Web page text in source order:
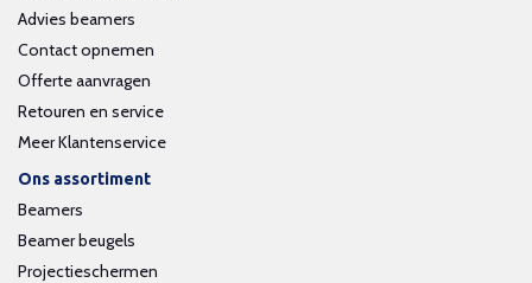
Advies beamers
Contact opnemen
Offerte aanvragen
Retouren en service
Meer Klantenservice
Ons assortiment
Beamers
Beamer beugels
Projectieschermen